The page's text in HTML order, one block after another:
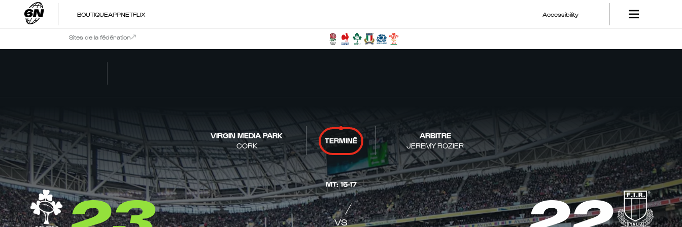
BOUTIQUEAPPNETFLIX Accessibility
Sites de la fédération
VIRGIN MEDIA PARK
CORK
TERMINÉ
ARBITRE
JEREMY ROZIER
MT:15-17
VS